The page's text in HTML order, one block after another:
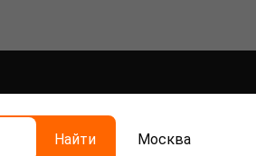
Найти Москва